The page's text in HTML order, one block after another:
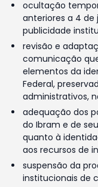
ocultação
anteriores a 4 de
publicidade
revisão e
comunicação
elementos da
Federal,
administrativos,
adequação dos
do Ibram e de
quanto à
aos recursos de
suspensão da
institucionais de